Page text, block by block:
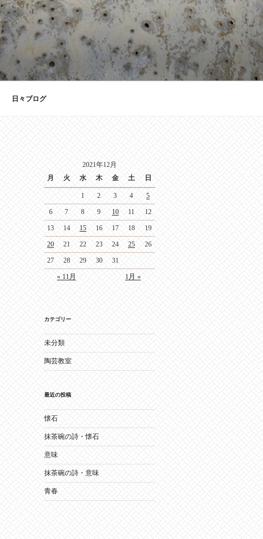
日々ブログ
2021年12月
月
火 水 木 金 土 日
1 2 3 4 5
6 7 8 9 10 11 12
13 14 15 16 17 18 19
20 21 22 23 24 25 26
27 28 29 30 31
« 11月 1月 »
カテゴリー
未分類
陶芸教室
最近の投稿
懐石
抹茶碗の詩・懐石
意味
抹茶碗の詩・意味
青春